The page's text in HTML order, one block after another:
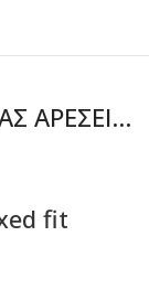
ΑΡΈΣΕΙ…
fit